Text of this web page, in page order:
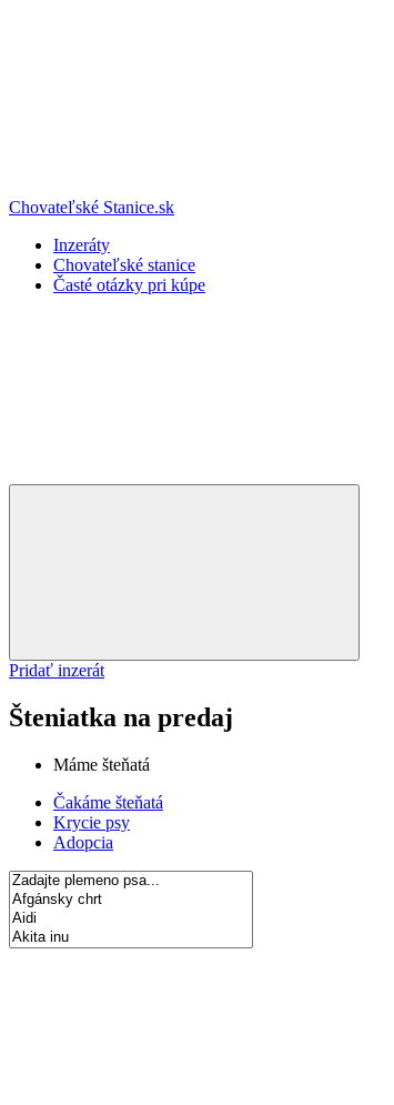
Chovateľské Stanice.sk
Inzeráty
Chovateľské stanice
Časté otázky pri kúpe
Pridať inzerát
Šteniatka na predaj
Máme šteňatá
Čakáme šteňatá
Krycie psy
Adopcia